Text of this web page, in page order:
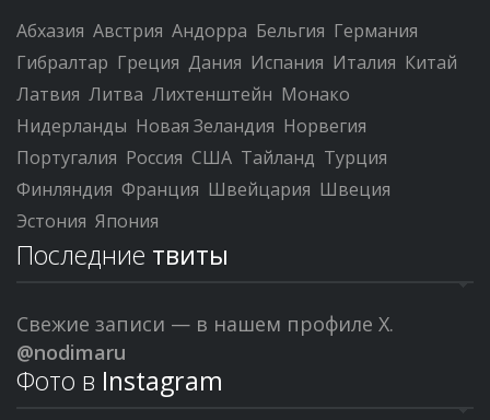
Абхазия Австрия Андорра Бельгия Германия
Гибралтар Греция Дания Испания Италия Китай
Латвия Литва Лихтенштейн Монако
Нидерланды Новая Зеландия Норвегия
Португалия Россия США Тайланд Турция
Финляндия Франция Швейцария Швеция
Эстония Япония
Последние твиты
Свежие записи — в нашем профиле X.
@nodimaru
Фото в Instagram